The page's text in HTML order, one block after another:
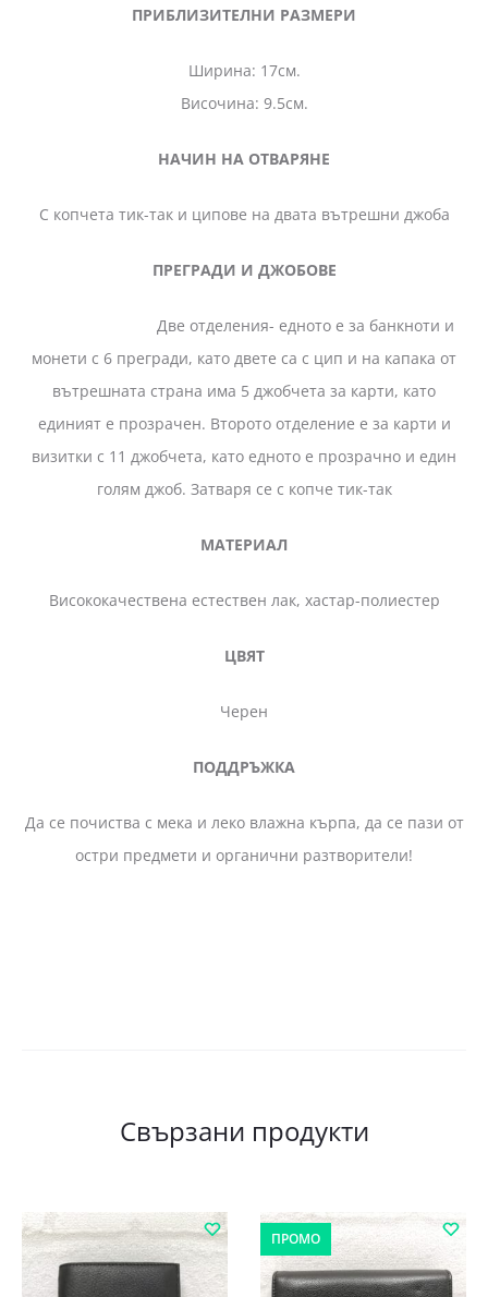
ПРИБЛИЗИТЕЛНИ РАЗМЕРИ
Ширина: 17см.
Височина: 9.5см.
НАЧИН НА ОТВАРЯНЕ
С копчета тик-так и ципове на двата вътрешни джоба
ПРЕГРАДИ И ДЖОБОВЕ
Две отделения- едното е за банкноти и
монети с 6 прегради, като двете са с цип и на капака от
вътрешната страна има 5 джобчета за карти, като
единият е прозрачен. Второто отделение е за карти и
визитки с 11 джобчета, като едното е прозрачно и един
голям джоб. Затваря се с копче тик-так
МАТЕРИАЛ
Висококачествена естествен лак, хастар-полиестер
ЦВЯТ
Черен
ПОДДРЪЖКА
Да се почиства с мека и леко влажна кърпа, да се пази от
остри предмети и органични разтворители!
Свързани продукти
ПРОМО